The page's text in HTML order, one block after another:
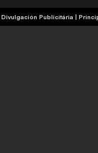
Divulgación Publicitária |